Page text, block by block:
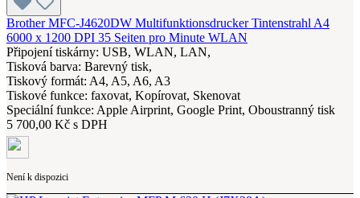
Brother MFC-J4620DW Multifunktionsdrucker Tintenstrahl A4
6000 x 1200 DPI 35 Seiten pro Minute WLAN
Připojení tiskárny: USB, WLAN, LAN,
Tisková barva: Barevný tisk,
Tiskový formát: A4, A5, A6, A3
Tiskové funkce: faxovat, Kopírovat, Skenovat
Speciální funkce: Apple Airprint, Google Print, Oboustranný tisk
5 700,00 Kč s DPH
Není k dispozici